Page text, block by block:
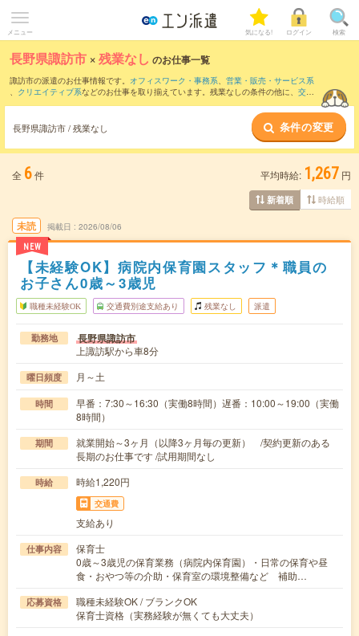
メニュー 気になる! ログイン 検索
長野県諏訪市 ×残業なし のお仕事一覧
諏訪市の派遣のお仕事情報です。 オフィスワーク・事務系、 営業・販売・サービス系
、 クリエイティブ系などのお仕事を取り揃えています。残業なしの条件の他に、 交通
長野県諏訪市 / 残業なし 条件の変更
全 6件 平均時給: 1,267 円
新着順 時給順
未読
NEW
掲載日 2026/08/06
【未経験OK】病院内保育園スタッフ＊職員の
お子さん0歳～3歳児
職種未経験OK 交通費別途支給あり 残業なし 派遣
勤務地 長野県諏訪市
上諏訪駅から車8分
曜日頻度 月～土
時間
早番：7:30～16:30（実働8時間）遅番：10:00～19:00（実働
8時間）
期間
就業開始～3ヶ月（以降3ヶ月毎の更新） /契約更新のある
長期のお仕事です /試用期間なし
時給 時給1,220円
交通費
支給あり
仕事内容
保育士
0歳～3歳児の保育業務（病院内保育園）・日常の保育や昼
食・おやつ等の介助・保育室の環境整備など 補助…
応募資格
職種未経験OK / ブランクOK
保育士資格（実務経験が無くても大丈夫）